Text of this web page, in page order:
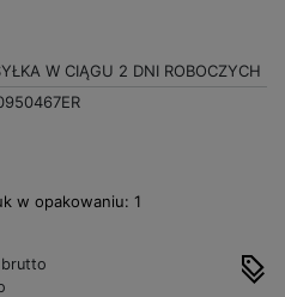
W CIĄGU 2 DNI ROBOCZYCH
w opakowaniu: 1
brutto